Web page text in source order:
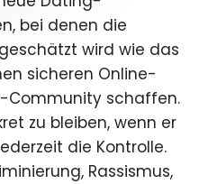
bei denen die
wird wie das
sicheren Online-
Community schaffen.
zu bleiben, wenn er
die Kontrolle.
Rassismus,